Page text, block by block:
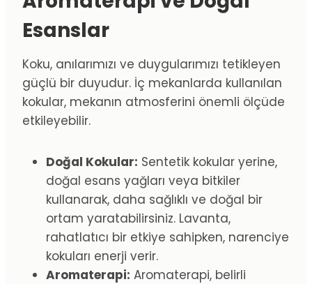
Esanslar
Koku, anılarımızı ve duygularımızı tetikleyen
güçlü bir duyudur. İç mekanlarda kullanılan
kokular, mekanın atmosferini önemli ölçüde
etkileyebilir.
Doğal Kokular: Sentetik kokular yerine,
doğal esans yağları veya bitkiler
kullanarak, daha sağlıklı ve doğal bir
ortam yaratabilirsiniz. Lavanta,
rahatlatıcı bir etkiye sahipken, narenciye
kokuları enerji verir.
Aromaterapi: Aromaterapi, belirli